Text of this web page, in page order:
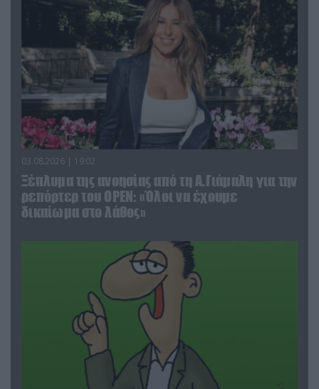
03.08.2026 | 19:02
Ξέπλυμα της ανοησίας από τη Α.Γιάμαλη για την
ρεπόρτερ του ΟΡΕΝ: «Όλοι να έχουμε
δικαίωμα στο λάθος»